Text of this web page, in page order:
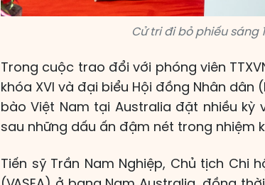
Cử tri đi bỏ phiếu sáng
Trong cuộc trao đổi với phóng viên
khóa XVI và đại biểu Hội đồng Nhân dân
bào Việt Nam tại Australia đặt nhiều
sau những dấu ấn đậm nét trong nhiệm
Tiến sỹ Trần Nam Nghiệp, Chủ tịch Chi